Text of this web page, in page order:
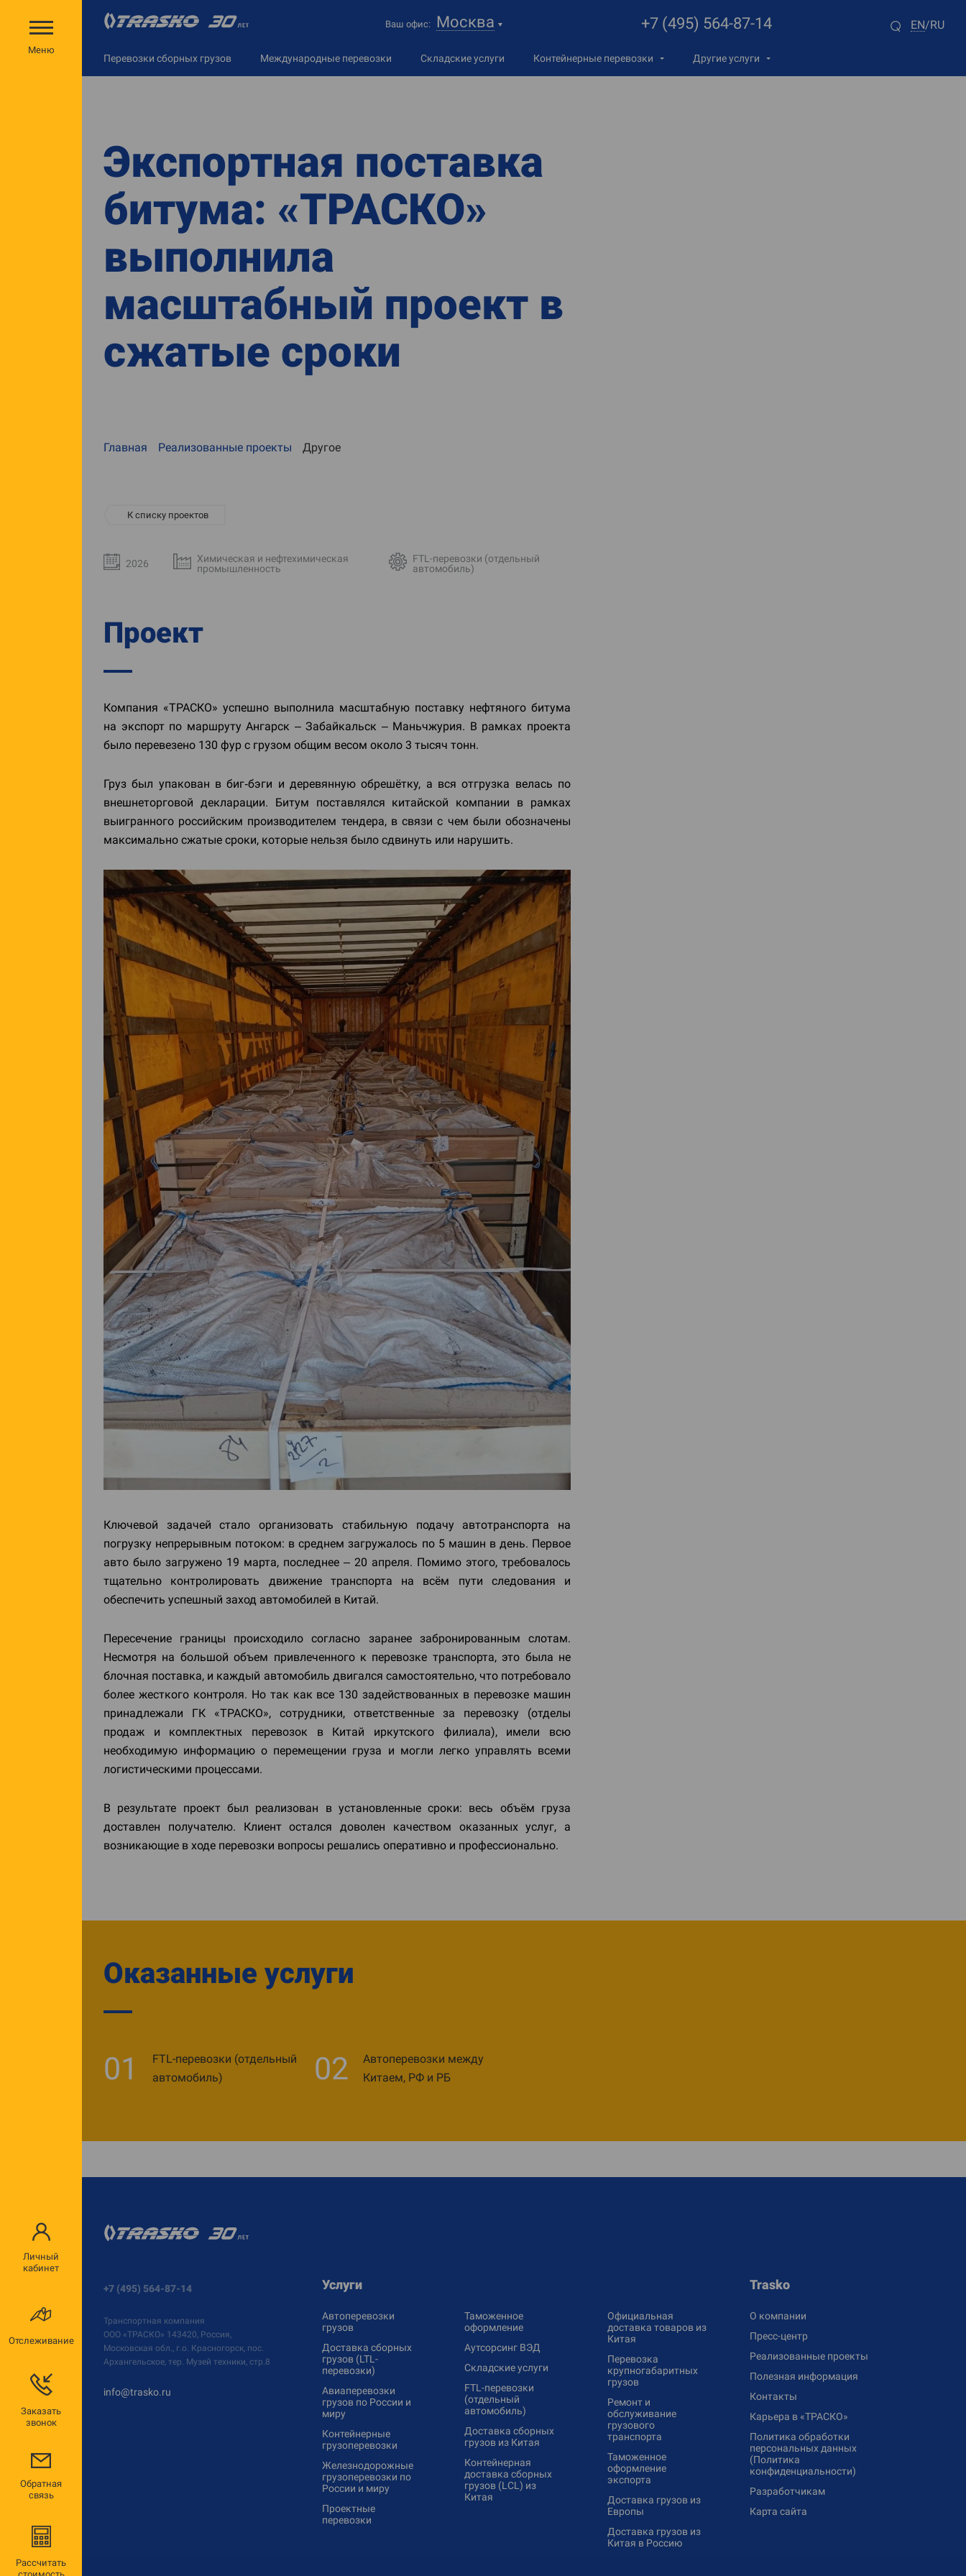
Меню
Личный
кабинет
Отслеживание
Заказать
звонок
Обратная
связь
Рассчитать
Ваш офис: Москва +7 (495) 564-87-14 EN/RU
Перевозки сборных грузов Международные перевозки Складские услуги Контейнерные перевозки Другие услуги
Экспортная поставка
битума: «ТРАСКО»
выполнила
масштабный проект в
сжатые сроки
Главная Реализованные проекты Другое
К списку проектов
2026
Химическая и нефтехимическая
промышленность
FTL-перевозки (отдельный
автомобиль)
Проект
Компания «ТРАСКО» успешно выполнила масштабную поставку нефтяного битума
на экспорт по маршруту Ангарск – Забайкальск – Маньчжурия. В рамках проекта
было перевезено 130 фур с грузом общим весом около 3 тысяч тонн.
Груз был упакован в биг‑бэги и деревянную обрешётку, а вся отгрузка велась по
внешнеторговой декларации. Битум поставлялся китайской компании в рамках
выигранного российским производителем тендера, в связи с чем были обозначены
максимально сжатые сроки, которые нельзя было сдвинуть или нарушить.
Ключевой задачей стало организовать стабильную подачу автотранспорта на
погрузку непрерывным потоком: в среднем загружалось по 5 машин в день. Первое
авто было загружено 19 марта, последнее – 20 апреля. Помимо этого, требовалось
тщательно контролировать движение транспорта на всём пути следования и
обеспечить успешный заход автомобилей в Китай.
Пересечение границы происходило согласно заранее забронированным слотам.
Несмотря на большой объем привлеченного к перевозке транспорта, это была не
блочная поставка, и каждый автомобиль двигался самостоятельно, что потребовало
более жесткого контроля. Но так как все 130 задействованных в перевозке машин
принадлежали ГК «ТРАСКО», сотрудники, ответственные за перевозку (отделы
продаж и комплектных перевозок в Китай иркутского филиала), имели всю
необходимую информацию о перемещении груза и могли легко управлять всеми
логистическими процессами.
В результате проект был реализован в установленные сроки: весь объём груза
доставлен получателю. Клиент остался доволен качеством оказанных услуг, а
возникающие в ходе перевозки вопросы решались оперативно и профессионально.
Оказанные услуги
01
FTL-перевозки (отдельный
автомобиль)
02
Автоперевозки между
Китаем, РФ и РБ
+7 (495) 564-87-14
Транспортная компания
ООО «ТРАСКО» 143420, Россия,
Московская обл., г.о. Красногорск, пос.
Архангельское, тер. Музей техники, стр.8
info@trasko.ru
Услуги
Автоперевозки
грузов
Доставка сборных
грузов (LTL-
перевозки)
Авиаперевозки
грузов по России и
миру
Контейнерные
грузоперевозки
Железнодорожные
грузоперевозки по
России и миру
Проектные
перевозки
Таможенное
оформление
Аутсорсинг ВЭД
Складские услуги
FTL-перевозки
(отдельный
автомобиль)
Доставка сборных
грузов из Китая
Контейнерная
доставка сборных
грузов (LCL) из
Китая
Официальная
доставка товаров из
Китая
Перевозка
крупногабаритных
грузов
Ремонт и
обслуживание
грузового
транспорта
Таможенное
оформление
экспорта
Доставка грузов из
Европы
Доставка грузов из
Китая в Россию
Trasko
О компании
Пресс-центр
Реализованные проекты
Полезная информация
Контакты
Карьера в «ТРАСКО»
Политика обработки
персональных данных
(Политика
конфиденциальности)
Разработчикам
Карта сайта